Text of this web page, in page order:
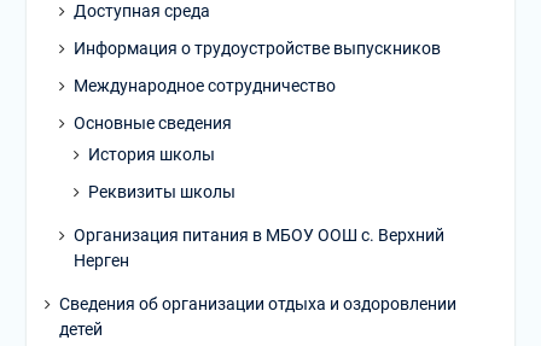
Доступная среда
Информация о трудоустройстве выпускников
Международное сотрудничество
Основные сведения
История школы
Реквизиты школы
Организация питания в МБОУ ООШ с. Верхний
Нерген
Сведения об организации отдыха и оздоровлении
детей